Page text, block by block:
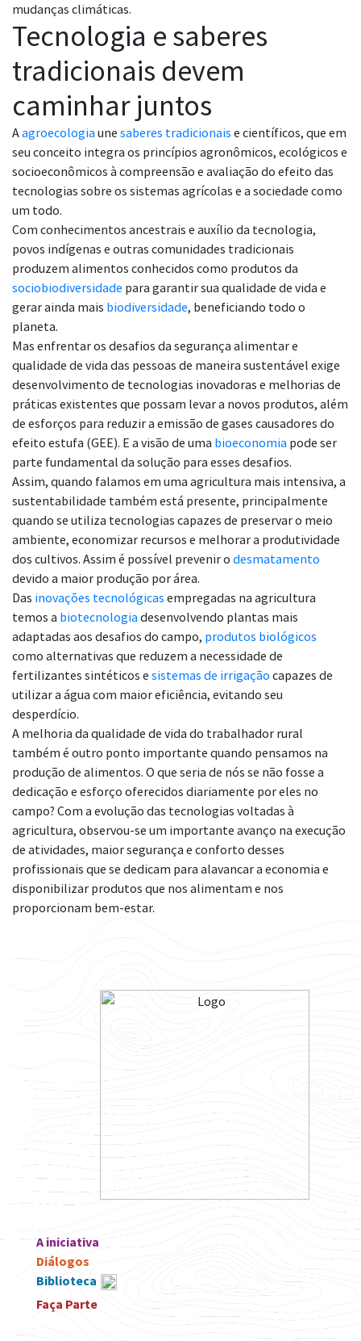
mudanças climáticas.
Tecnologia e saberes
tradicionais devem
caminhar juntos
Aagroecologia une saberes tradicionais e científicos, que em
seu conceito integra os princípios agronômicos, ecológicos e
socioeconômicos à compreensão e avaliação do efeito das
tecnologias sobre os sistemas agrícolas e a sociedade como
um todo.
Com conhecimentos ancestrais e auxílio da tecnologia,
povos indígenas e outras comunidades tradicionais
produzem alimentos conhecidos como produtos da
sociobiodiversidade para garantir sua qualidade de vida e
gerar ainda mais biodiversidade, beneficiando todo o
planeta.
Mas enfrentar os desafios da segurança alimentar e
qualidade de vida das pessoas de maneira sustentável exige
desenvolvimento de tecnologias inovadoras e melhorias de
práticas existentes que possam levar a novos produtos, além
de esforços para reduzir a emissão de gases causadores do
efeito estufa (GEE). E a visão de uma bioeconomia pode ser
parte fundamental da solução para esses desafios.
Assim, quando falamos em uma agricultura mais intensiva, a
sustentabilidade também está presente, principalmente
quando se utiliza tecnologias capazes de preservar o meio
ambiente, economizar recursos e melhorar a produtividade
dos cultivos. Assim é possível prevenir o desmatamento
devido a maior produção por área.
Das inovações tecnológicas empregadas na agricultura
temos a biotecnologia desenvolvendo plantas mais
adaptadas aos desafios do campo, produtos biológicos
como alternativas que reduzem a necessidade de
fertilizantes sintéticos e sistemas de irrigação capazes de
utilizar a água com maior eficiência, evitando seu
desperdício.
A melhoria da qualidade de vida do trabalhador rural
também é outro ponto importante quando pensamos na
produção de alimentos. O que seria de nós se não fosse a
dedicação e esforço oferecidos diariamente por eles no
campo? Com a evolução das tecnologias voltadas à
agricultura, observou-se um importante avanço na execução
de atividades, maior segurança e conforto desses
profissionais que se dedicam para alavancar a economia e
disponibilizar produtos que nos alimentam e nos
proporcionam bem-estar.
A iniciativa
Diálogos
Biblioteca
Faça Parte